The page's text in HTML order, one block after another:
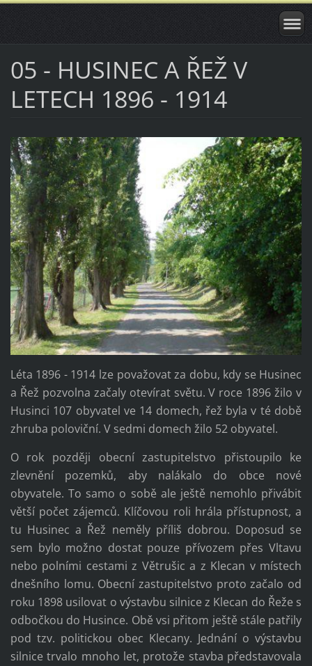
05 - HUSINEC A ŘEŽ V
LETECH 1896 - 1914
Léta 1896 - 1914 lze považovat za dobu, kdy se Husinec
a Řež pozvolna začaly otevírat světu. V roce 1896 žilo v
Husinci 107 obyvatel ve 14 domech, řež byla v té době
zhruba poloviční. V sedmi domech žilo 52 obyvatel.
O rok později obecní zastupitelstvo přistoupilo ke
zlevnění pozemků, aby nalákalo do obce nové
obyvatele. To samo o sobě ale ještě nemohlo přivábit
větší počet zájemců. Klíčovou roli hrála přístupnost, a
tu Husinec a Řež neměly příliš dobrou. Doposud se
sem bylo možno dostat pouze přívozem přes Vltavu
nebo polními cestami z Větrušic a z Klecan v místech
dnešního lomu. Obecní zastupitelstvo proto začalo od
roku 1898 usilovat o výstavbu silnice z Klecan do Řeže s
odbočkou do Husince. Obě vsi přitom ještě stále patřily
pod tzv. politickou obec Klecany. Jednání o výstavbu
silnice trvalo mnoho let, protože stavba představovala